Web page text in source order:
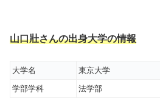
山口壯さんの出身大学の情報
大学名
東京大学
学部学科
法学部